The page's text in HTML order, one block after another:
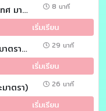
- มาตรา 70 ภาษีส่งเงินได้ออกนอกประเทศ มาตรา 70 : (วันละมาตรา) 8 นาที
เริ่มเรียน
- มาตรา 67 ทวิ การยื่นรายการ 2 ครั้ง, มาตรา 67 ตรี เงินเพิ่มกรณียื่นรายการ 2 ครั้ง มาตรา 67 ทวิ, 67 ตรี : (วันละมาตรา) 29 นาที
เริ่มเรียน
าตรา) 26 นาที
เริ่มเรียน